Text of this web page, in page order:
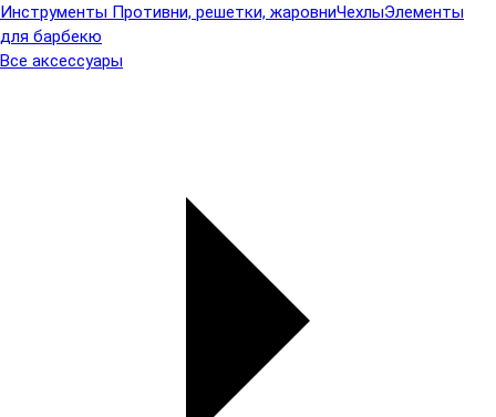
Инструменты Противни, решетки, жаровниЧехлыЭлементы
для барбекю
Все аксессуары